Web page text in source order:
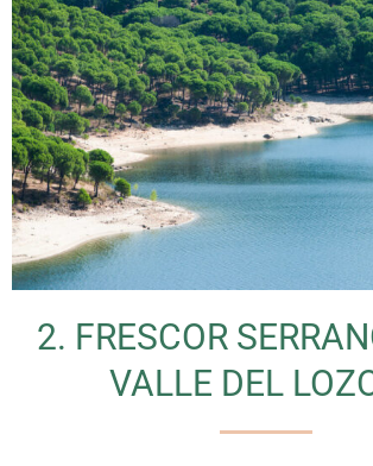
2. FRESCOR
VALLE DEL